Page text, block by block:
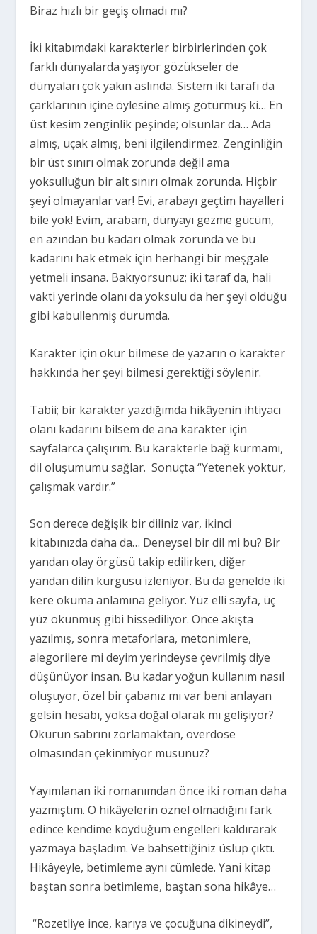
Biraz hızlı bir geçiş olmadı mı?
İki kitabımdaki karakterler birbirlerinden çok
farklı dünyalarda yaşıyor gözükseler de
dünyaları çok yakın aslında. Sistem iki tarafı da
çarklarının içine öylesine almış götürmüş ki… En
üst kesim zenginlik peşinde; olsunlar da… Ada
almış, uçak almış, beni ilgilendirmez. Zenginliğin
bir üst sınırı olmak zorunda değil ama
yoksulluğun bir alt sınırı olmak zorunda. Hiçbir
şeyi olmayanlar var! Evi, arabayı geçtim hayalleri
bile yok! Evim, arabam, dünyayı gezme gücüm,
en azından bu kadarı olmak zorunda ve bu
kadarını hak etmek için herhangi bir meşgale
yetmeli insana. Bakıyorsunuz; iki taraf da, hali
vakti yerinde olanı da yoksulu da her şeyi olduğu
gibi kabullenmiş durumda.
Karakter için okur bilmese de yazarın o karakter
hakkında her şeyi bilmesi gerektiği söylenir.
Tabii; bir karakter yazdığımda hikâyenin ihtiyacı
olanı kadarını bilsem de ana karakter için
sayfalarca çalışırım. Bu karakterle bağ kurmamı,
dil oluşumumu sağlar. Sonuçta “Yetenek yoktur,
çalışmak vardır.”
Son derece değişik bir diliniz var, ikinci
kitabınızda daha da… Deneysel bir dil mi bu? Bir
yandan olay örgüsü takip edilirken, diğer
yandan dilin kurgusu izleniyor. Bu da genelde iki
kere okuma anlamına geliyor. Yüz elli sayfa, üç
yüz okunmuş gibi hissediliyor. Önce akışta
yazılmış, sonra metaforlara, metonimlere,
alegorilere mi deyim yerindeyse çevrilmiş diye
düşünüyor insan. Bu kadar yoğun kullanım nasıl
oluşuyor, özel bir çabanız mı var beni anlayan
gelsin hesabı, yoksa doğal olarak mı gelişiyor?
Okurun sabrını zorlamaktan, overdose
olmasından çekinmiyor musunuz?
Yayımlanan iki romanımdan önce iki roman daha
yazmıştım. O hikâyelerin öznel olmadığını fark
edince kendime koyduğum engelleri kaldırarak
yazmaya başladım. Ve bahsettiğiniz üslup çıktı.
Hikâyeyle, betimleme aynı cümlede. Yani kitap
baştan sonra betimleme, baştan sona hikâye…
“Rozetliye ince, karıya ve çocuğuna dikineydi”,